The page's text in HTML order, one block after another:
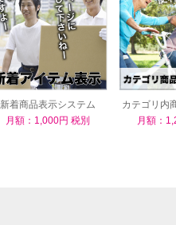
新着商品表示システム
月額：1,000円 税別
カテゴリ内
月額：